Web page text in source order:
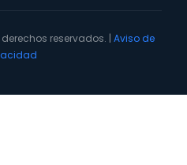
reservados. | Aviso de